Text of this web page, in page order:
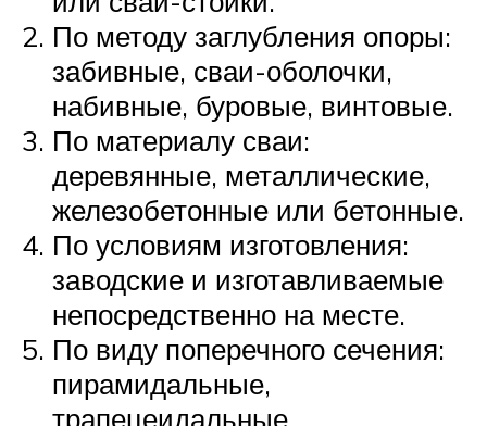
По методу заглубления опоры:
забивные, сваи-оболочки,
набивные, буровые, винтовые.
По материалу сваи:
деревянные, металлические,
железобетонные или бетонные.
По условиям изготовления:
заводские и изготавливаемые
непосредственно на месте.
По виду поперечного сечения:
пирамидальные,
трапецеидальные,